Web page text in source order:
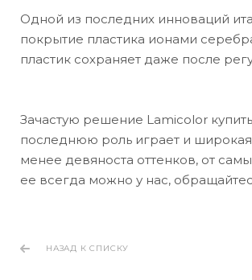
Одной из последних инноваций
покрытие пластика ионами
пластик сохраняет даже после
Зачастую решение Lamicolor
последнюю роль играет и
менее девяноста оттенков, от
ее всегда можно у нас,
НАЗАД К СПИСКУ